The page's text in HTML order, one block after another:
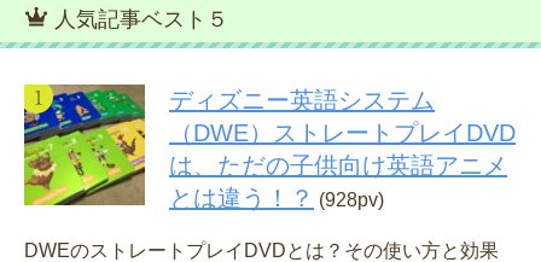
人気記事ベスト５
ディズニー英語システム
（DWE）ストレートプレイDVD
は、ただの子供向け英語アニメ
とは違う！？ (928pv)
DWEのストレートプレイDVDとは？その使い方と効果